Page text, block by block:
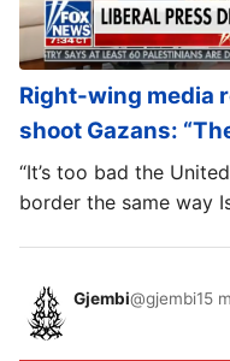
Right-wing media
shoot Gazans:
“It’s too bad the
border the same way
Gjembi@gjembi15